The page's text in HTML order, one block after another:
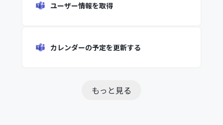
ユーザー情報を取得
カレンダーの予定を更新する
もっと見る